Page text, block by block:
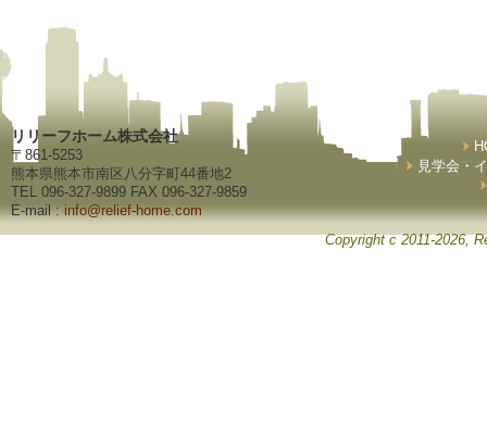
リリーフホーム株式会社
〒861-5253
熊本県熊本市南区八分字町44番地2
TEL 096-327-9899 FAX 096-327-9859
E-mail :info@relief-home.com
見学会・
Copyright c 2011-2026,